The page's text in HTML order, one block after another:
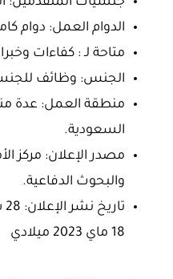
الدوام العمل: دوام
متاحة لـ : كفاءات
الجنس: وظائف
منطقة العمل: عدة
السعودية.
مصدر الإعلان: مركز
والبحوث الدفاعية.
18 ماي 2023 ميلادي